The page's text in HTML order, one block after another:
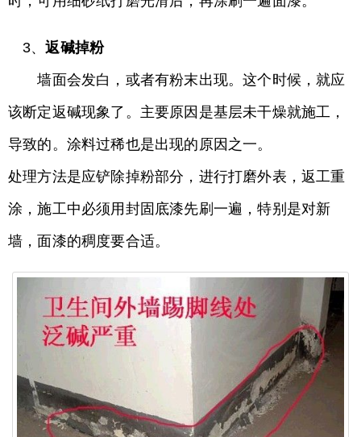
3、返碱掉粉
墙面会发白，或者有粉末出现。这个时候，就应
该断定返碱现象了。主要原因是基层未干燥就施工，
导致的。涂料过稀也是出现的原因之一。
处理方法是应铲除掉粉部分，进行打磨外表，返工重
涂，施工中必须用封固底漆先刷一遍，特别是对新
墙，面漆的稠度要合适。